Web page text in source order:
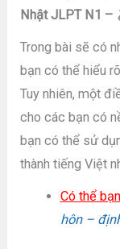
Nhật JLPT N1 –
Trong bài sẽ có
bạn có thể hiểu
Tuy nhiên, một
cho các bạn có
bạn có thể sử
thành tiếng Việt
Có thể
hôn –